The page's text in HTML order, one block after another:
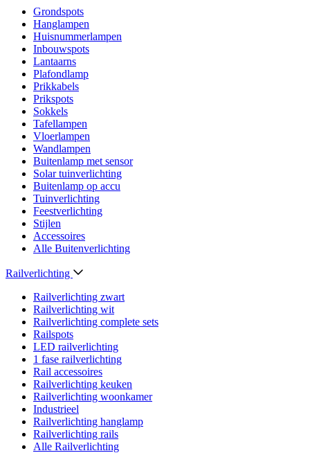
Grondspots
Hanglampen
Huisnummerlampen
Inbouwspots
Lantaarns
Plafondlamp
Prikkabels
Prikspots
Sokkels
Tafellampen
Vloerlampen
Wandlampen
Buitenlamp met sensor
Solar tuinverlichting
Buitenlamp op accu
Tuinverlichting
Feestverlichting
Stijlen
Accessoires
Alle Buitenverlichting
Railverlichting
Railverlichting zwart
Railverlichting wit
Railverlichting complete sets
Railspots
LED railverlichting
1 fase railverlichting
Rail accessoires
Railverlichting keuken
Railverlichting woonkamer
Industrieel
Railverlichting hanglamp
Railverlichting rails
Alle Railverlichting